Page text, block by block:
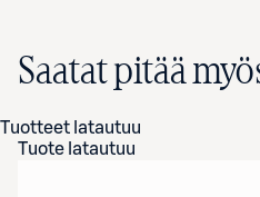
Saatat pitää
Tuotteet latautuu
Tuote latautuu